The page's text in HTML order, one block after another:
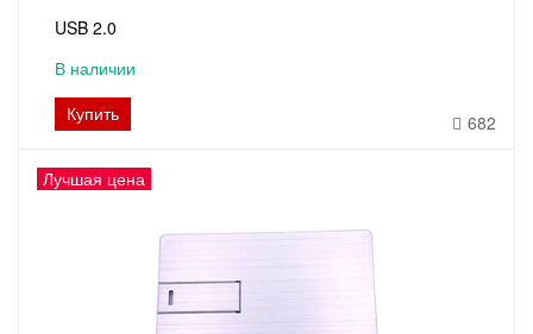
USB 2.0
В наличии
Купить
682
Лучшая цена